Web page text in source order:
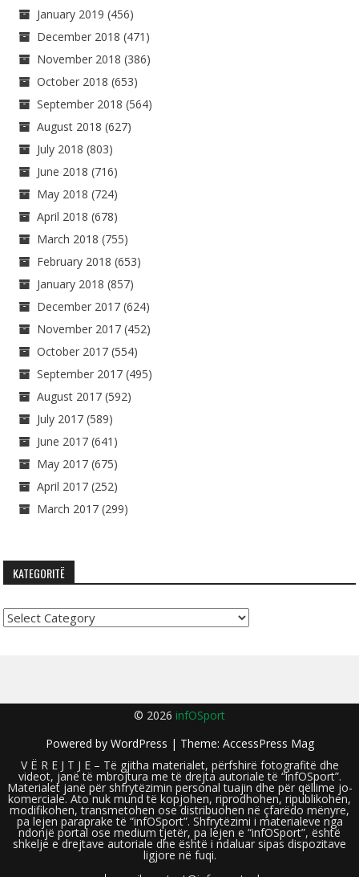
January 2019 (456)
December 2018 (471)
November 2018 (386)
October 2018 (653)
September 2018 (564)
August 2018 (627)
July 2018 (803)
June 2018 (716)
May 2018 (724)
April 2018 (678)
March 2018 (755)
February 2018 (653)
January 2018 (857)
December 2017 (624)
November 2017 (452)
October 2017 (554)
September 2017 (495)
August 2017 (592)
July 2017 (589)
June 2017 (641)
May 2017 (675)
April 2017 (252)
March 2017 (299)
KATEGORITË
Kategoritë
© 2026 infOSport
Powered by WordPress | Theme: AccessPress Mag
V Ë R E J T J E – Të gjitha materialet, përfshirë fotografitë dhe
videot, janë të mbrojtura me të drejta autoriale të “infOSport”.
Materialet janë për shfrytëzimin personal tuajin dhe për qëllime jo-
komerciale. Ato nuk mund të kopjohen, riprodhohen, ripublikohen,
modifikohen, transmetohen ose distribuohen në çfarëdo mënyre,
pa lejen paraprake të “infOSport”. Shfrytëzimi i materialeve nga
ndonjë portal ose medium tjetër, pa lejen e “infOSport”, është
shkelje e drejtave autoriale dhe është i ndaluar sipas dispozitave
ligjore në fuqi.